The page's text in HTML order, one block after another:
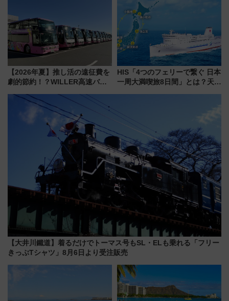
に
産スイーツとは？
【2026年夏】推し活の遠征費を
劇的節約！？WILLER高速バス
温泉の最強ルート 予約期間・
対象路線まとめ
HIS「4つのフェリーで繋ぐ 日本
一周大満喫旅8日間」とは？天橋
雑な手続きも不要でお手軽に楽
【大井川鐵道】着るだけでトーマス号もSL・ELも乗れる「フリー
きっぷTシャツ」8月6日より受注販売